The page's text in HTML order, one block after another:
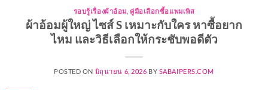
รอบรู้เรื่องผ้าอ้อม คู่มือเลือกซื้อแพมเพิส
ผ้าอ้อมผู้ใหญ่ ไซส์ S เหมาะกับใคร หาซื้อยาก
ไหม และวิธีเลือกให้กระชับพอดีตัว
POSTED ON มิถุนายน 6, 2026 BY SABAIPERS.COM